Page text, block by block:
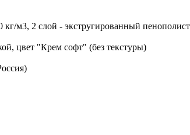
м3, 2 слой - экстругированный
цвет "Крем софт" (без текстуры)